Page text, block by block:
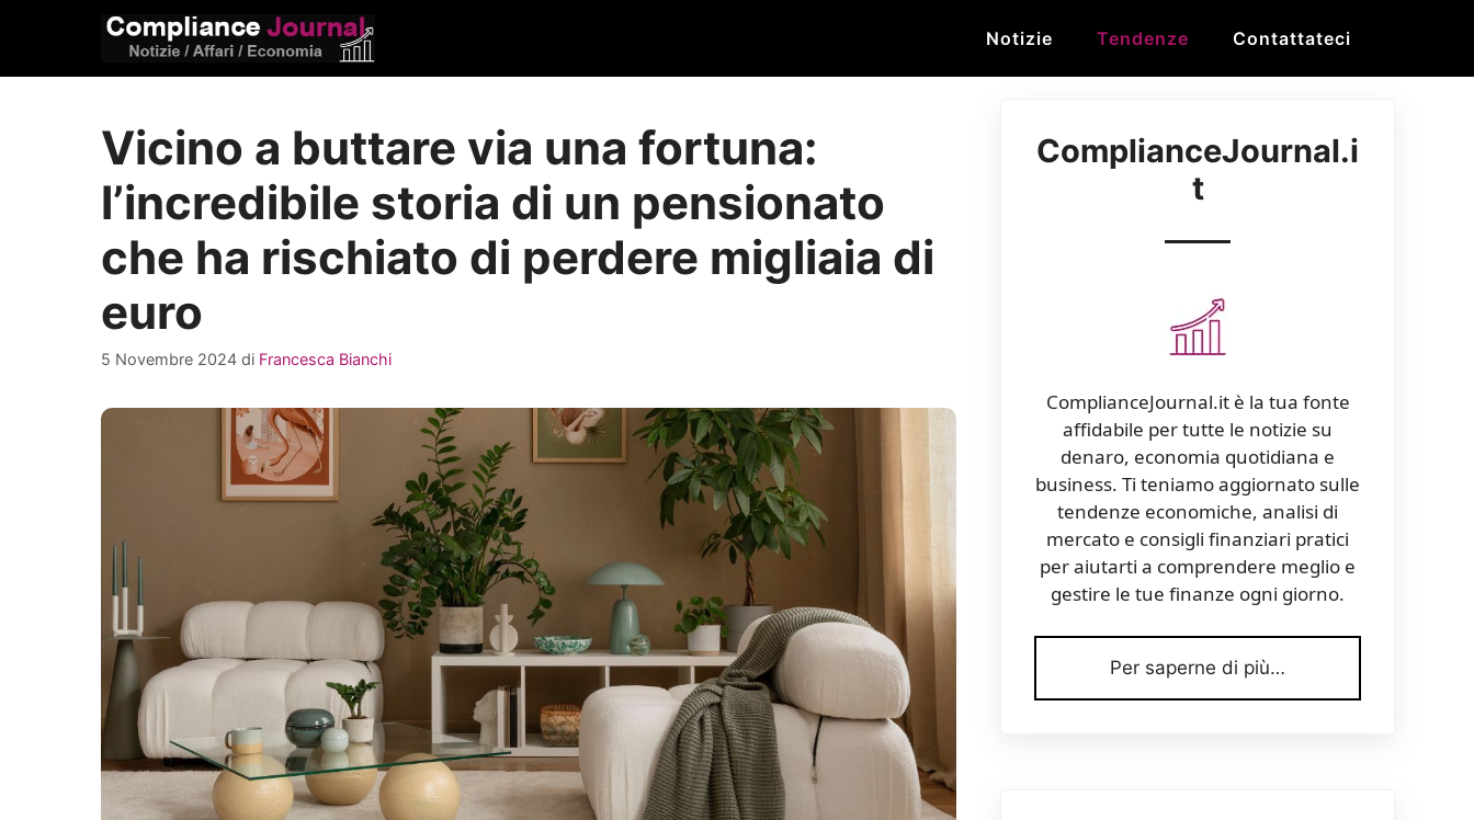
Notizie Tendenze Contattateci
Vicino a buttare via una fortuna:
l’incredibile storia di un pensionato
che ha rischiato di perdere migliaia di
euro
5 Novembre 2024 di Francesca Bianchi
ComplianceJournal.i
t
ComplianceJournal.it è la tua fonte
affidabile per tutte le notizie su
denaro, economia quotidiana e
business. Ti teniamo aggiornato sulle
tendenze economiche, analisi di
mercato e consigli finanziari pratici
per aiutarti a comprendere meglio e
gestire le tue finanze ogni giorno.
Per saperne di più…